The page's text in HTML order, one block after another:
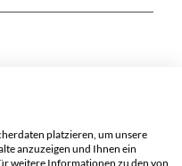
platzieren, um unsere
anzuzeigen und Ihnen ein
weitere Informationen zu den von